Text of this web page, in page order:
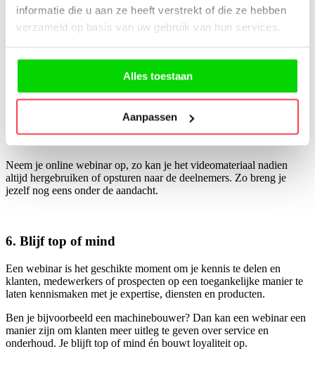
informatie die u aan ze heeft verstrekt of die ze hebben
verzameld op basis van uw gebruik van hun services.
Alles toestaan
Aanpassen
4. Verzamel data
Succesvolle webinar achter de rug? Wij zorgen dat niet alleen je
downloaden die je inzichten geven in de attendancy rate, wie wat
antwoordde op je vragen … Data die je belangrijke inzichten geven
5. Hergebruik videomateriaal
Neem je online webinar op, zo kan je het videomateriaal nadien
altijd hergebruiken of opsturen naar de deelnemers. Zo breng je
jezelf nog eens onder de aandacht.
6. Blijf top of mind
Een webinar is het geschikte moment om je kennis te delen en
klanten, medewerkers of prospecten op een toegankelijke manier te
laten kennismaken met je expertise, diensten en producten.
Ben je bijvoorbeeld een machinebouwer? Dan kan een webinar een
manier zijn om klanten meer uitleg te geven over service en
onderhoud. Je blijft top of mind én bouwt loyaliteit op.